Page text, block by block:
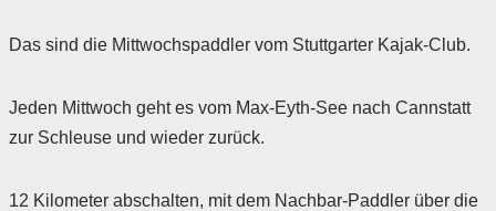
Das sind die Mittwochspaddler vom Stuttgarter Kajak-Club.
Jeden Mittwoch geht es vom Max-Eyth-See nach Cannstatt
zur Schleuse und wieder zurück.
12 Kilometer abschalten, mit dem Nachbar-Paddler über die